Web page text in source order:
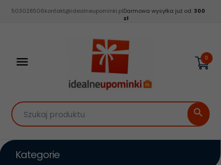
503028506kontakt@idealneupominki.plDarmowa wysyłka już od: 300
zł
Szukaj produktu
0
Kategorie